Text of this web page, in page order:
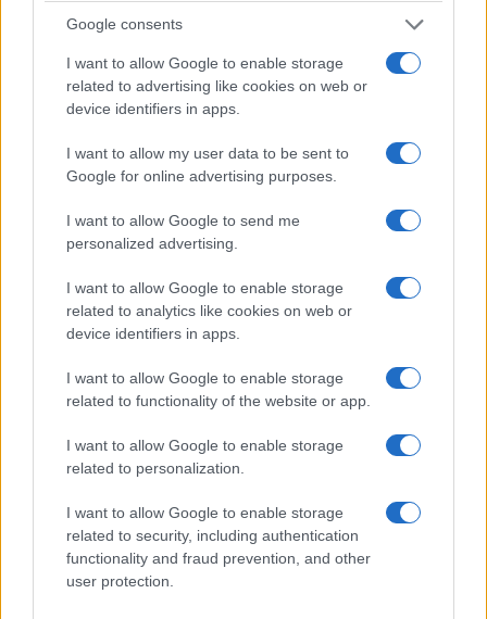
Google consents
I want to allow Google to enable storage
related to advertising like cookies on web or
device identifiers in apps.
I want to allow my user data to be sent to
Google for online advertising purposes.
I want to allow Google to send me
personalized advertising.
I want to allow Google to enable storage
related to analytics like cookies on web or
device identifiers in apps.
I want to allow Google to enable storage
related to functionality of the website or app.
I want to allow Google to enable storage
related to personalization.
I want to allow Google to enable storage
related to security, including authentication
functionality and fraud prevention, and other
user protection.
τη θεμελίωση του Αγίου Στεφάνου Νέας Ιωνίας –
Παρών ο Αρχιεπίσκοπος Αμερικής Ελπιδοφόρος
12/07/2026 - 8:52μμ
Ακολουθιών έως τον Δεκαπενταύγουστο
12/07/2026 - 12:29μμ